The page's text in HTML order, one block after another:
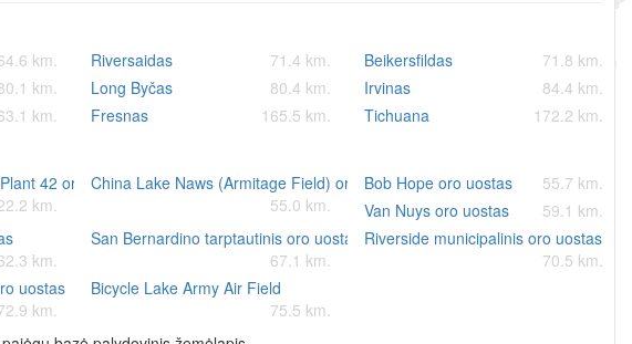
km. Riversaidas 71.4 km. Beikersfildas
71.8 km.
km. Long Byčas 80.4 km. Irvinas
84.4 km.
km. Fresnas 165.5 km. Tichuana 172.2 km.
42 oro uostas
km.
China Lake Naws (Armitage Field) oro uostas
55.0 km.
Bob Hope oro uostas
55.7 km.
Van Nuys oro uostas
59.1 km.
km.
San Bernardino tarptautinis oro uostas
67.1 km.
Riverside municipalinis oro uostas
70.5 km.
uostas
km.
Bicycle Lake Army Air Field
75.5 km.